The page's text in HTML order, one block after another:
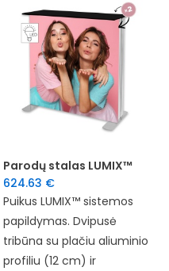
Parodų stalas LUMIX™
624.63 €
Puikus LUMIX™ sistemos
papildymas. Dvipusė
tribūna su plačiu aliuminio
profiliu (12 cm) ir